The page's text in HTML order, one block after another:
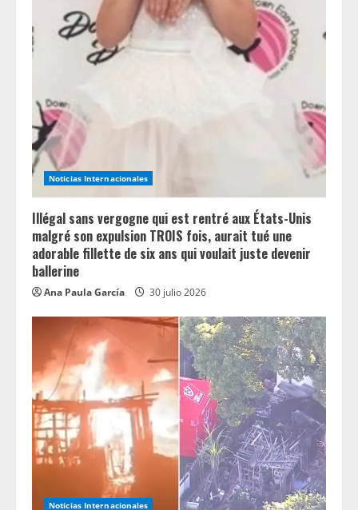
e
d
i
n
g
Noticias Internacionales
Illégal sans vergogne qui est rentré aux États-Unis
malgré son expulsion TROIS fois, aurait tué une
adorable fillette de six ans qui voulait juste devenir
ballerine
Ana Paula García 30 julio 2026
Noticias Internacionales